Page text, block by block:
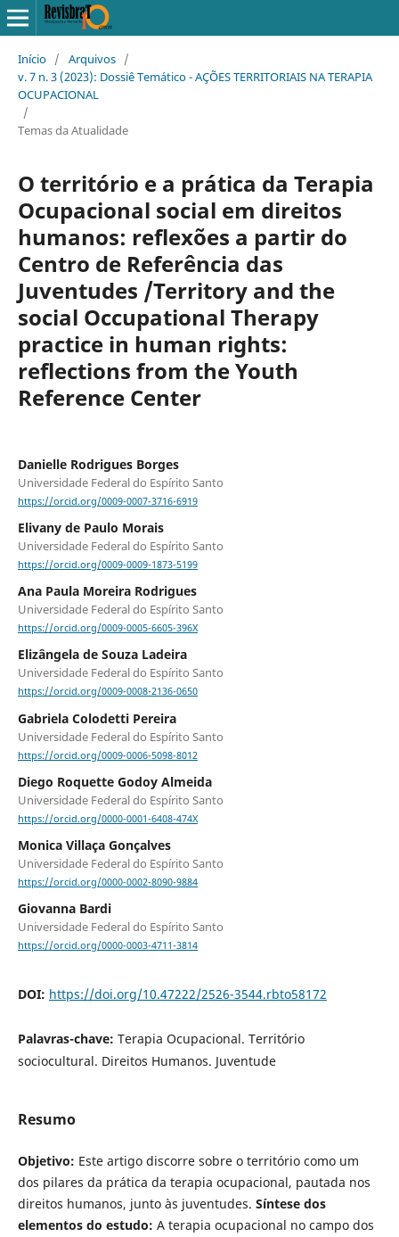
Início / Arquivos /
v. 7 n. 3 (2023): Dossiê Temático - AÇÕES TERRITORIAIS NA TERAPIA
OCUPACIONAL
/
Temas da Atualidade
O território e a prática da Terapia
Ocupacional social em direitos
humanos: reflexões a partir do
Centro de Referência das
Juventudes /Territory and the
social Occupational Therapy
practice in human rights:
reflections from the Youth
Reference Center
Danielle Rodrigues Borges
Universidade Federal do Espírito Santo
https://orcid.org/0009-0007-3716-6919
Elivany de Paulo Morais
Universidade Federal do Espírito Santo
https://orcid.org/0009-0009-1873-5199
Ana Paula Moreira Rodrigues
Universidade Federal do Espírito Santo
https://orcid.org/0009-0005-6605-396X
Elizângela de Souza Ladeira
Universidade Federal do Espírito Santo
https://orcid.org/0009-0008-2136-0650
Gabriela Colodetti Pereira
Universidade Federal do Espírito Santo
https://orcid.org/0009-0006-5098-8012
Diego Roquette Godoy Almeida
Universidade Federal do Espírito Santo
https://orcid.org/0000-0001-6408-474X
Monica Villaça Gonçalves
Universidade Federal do Espírito Santo
https://orcid.org/0000-0002-8090-9884
Giovanna Bardi
Universidade Federal do Espírito Santo
https://orcid.org/0000-0003-4711-3814
DOI: https://doi.org/10.47222/2526-3544.rbto58172
Palavras-chave: Terapia Ocupacional. Território
sociocultural. Direitos Humanos. Juventude
Resumo
Objetivo: Este artigo discorre sobre o território como um
dos pilares da prática da terapia ocupacional, pautada nos
direitos humanos, junto às juventudes. Síntese dos
elementos do estudo: A terapia ocupacional no campo dos